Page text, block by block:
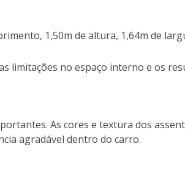
1,50m de altura, 1,64m de
limitações no espaço interno e os
As cores e textura dos
agradável dentro do carro.